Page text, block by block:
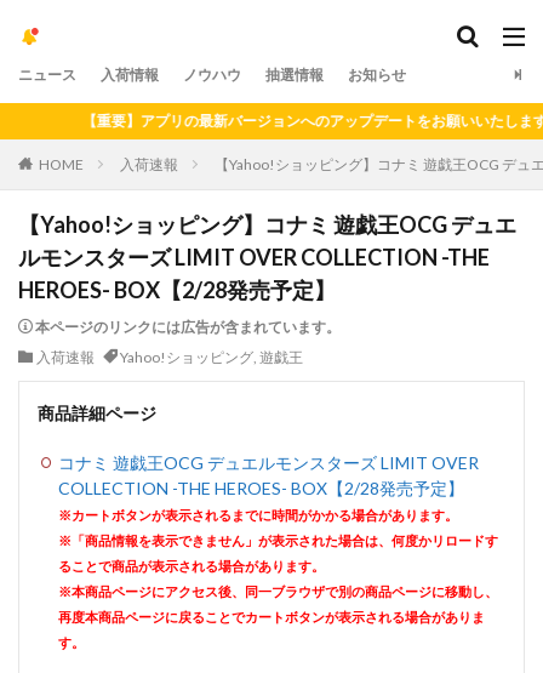
ニュース 入荷情報 ノウハウ 抽選情報 お知らせ
【重要】アプリの最新バージョンへのアップデートをお願いいたします（
HOME 入荷速報 【Yahoo!ショッピング】コナミ 遊戯王OCG デュ
【Yahoo!ショッピング】コナミ 遊戯王OCG デュエ
ルモンスターズ LIMIT OVER COLLECTION -THE
HEROES- BOX【2/28発売予定】
本ページのリンクには広告が含まれています。
入荷速報
Yahoo!ショッピング, 遊戯王
商品詳細ページ
コナミ 遊戯王OCG デュエルモンスターズ LIMIT OVER
COLLECTION -THE HEROES- BOX【2/28発売予定】
※カートボタンが表示されるまでに時間がかかる場合があります。
※「商品情報を表示できません」が表示された場合は、何度かリロードす
ることで商品が表示される場合があります。
※本商品ページにアクセス後、同一ブラウザで別の商品ページに移動し、
再度本商品ページに戻ることでカートボタンが表示される場合がありま
す。